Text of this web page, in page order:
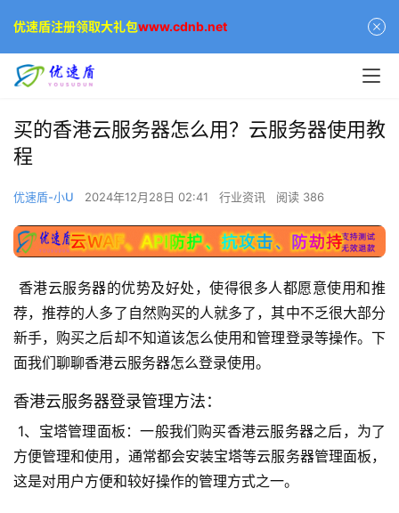
买的香港云服务器怎么用？云服务器使用教
程
优速盾-小U 2024年12月28日 02:41 行业资讯 阅读 386
荐，推荐的人多了自然购买的人就多了，其中不乏很大部分
新手，购买之后却不知道该怎么使用和管理登录等操作。下
面我们聊聊香港云服务器怎么登录使用。
香港云服务器登录管理方法：
方便管理和使用，通常都会安装宝塔等云服务器管理面板，
这是对用户方便和较好操作的管理方式之一。
优速盾注册领取大礼包www.cdnb.net